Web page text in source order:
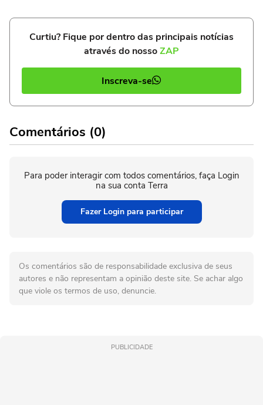
Curtiu? Fique por dentro das principais notícias
através do nossoZAP
Inscreva-se
Comentários (0)
Para poder interagir com todos comentários, faça Login
na sua conta Terra
Fazer Login para participar
Os comentários são de responsabilidade exclusiva de seus
autores e não representam a opinião deste site. Se achar algo
que viole os termos de uso, denuncie.
PUBLICIDADE